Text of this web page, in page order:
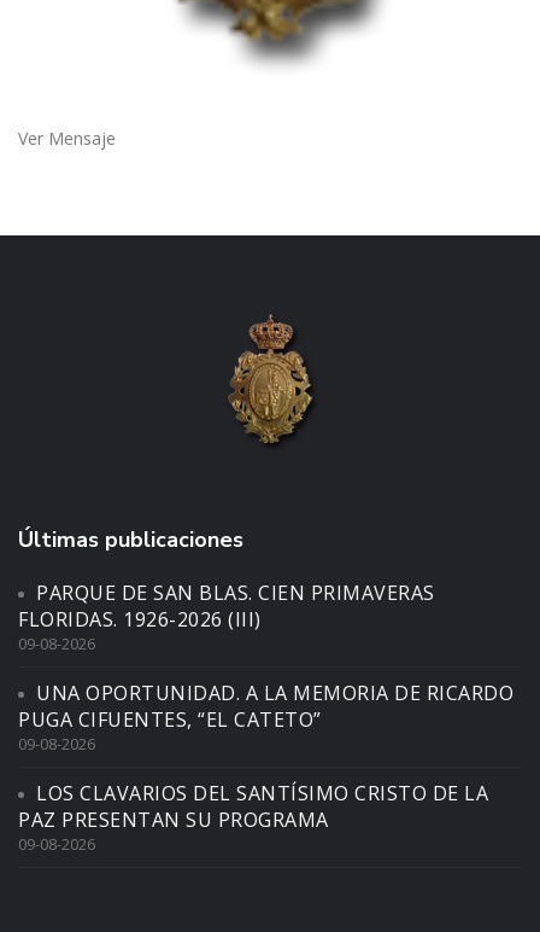
Ver Mensaje
Últimas publicaciones
PARQUE DE SAN BLAS. CIEN PRIMAVERAS
FLORIDAS. 1926-2026 (III)
09-08-2026
UNA OPORTUNIDAD. A LA MEMORIA DE RICARDO
PUGA CIFUENTES, “EL CATETO”
09-08-2026
LOS CLAVARIOS DEL SANTÍSIMO CRISTO DE LA
PAZ PRESENTAN SU PROGRAMA
09-08-2026